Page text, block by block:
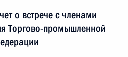
о встрече с членами
Торгово-промышленной